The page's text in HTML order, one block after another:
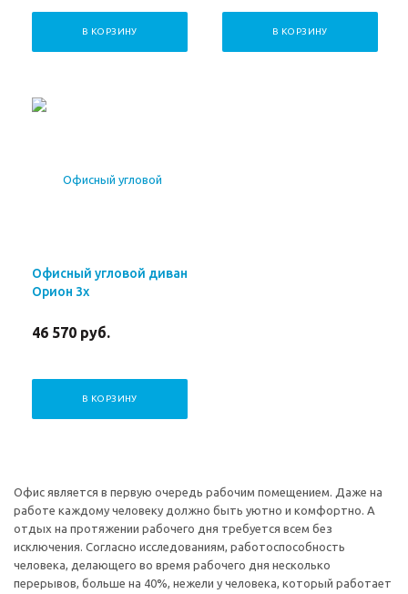
В КОРЗИНУ В КОРЗИНУ
Офисный угловой диван
Орион 3х
46 570 руб.
В КОРЗИНУ
Офис является в первую очередь рабочим помещением. Даже на
работе каждому человеку должно быть уютно и комфортно. А
отдых на протяжении рабочего дня требуется всем без
исключения. Согласно исследованиям, работоспособность
человека, делающего во время рабочего дня несколько
перерывов, больше на 40%, нежели у человека, который работает